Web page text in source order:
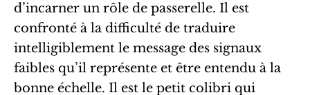
d’incarner un rôle de passerelle. Il est
confronté à la difficulté de traduire
intelligiblement le message des signaux
faibles qu’il représente et être entendu à la
bonne échelle. Il est le petit colibri qui